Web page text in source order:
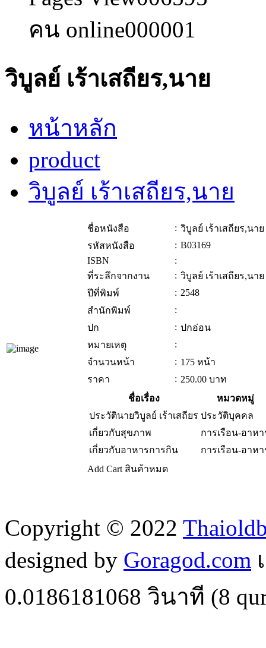
คน online000001
วิบูลย์ เร้าเสถียร,นาย
หน้าหลัก
product
วิบูลย์ เร้าเสถียร,นาย
ชื่อหนังสือ : วิบูลย์ เร้าเสถียร,นาย
รหัสหนังสือ
: B03169
ISBN
:
ที่ระลึกจากงาน
: วิบูลย์ เร้าเสถียร,นาย
ปีที่พิมพ์
: 2548
สำนักพิมพ์
:
ปก
: ปกอ่อน
หมายเหตุ
:
จำนวนหน้า
: 175 หน้า
ราคา
: 250.00 บาท
ชื่อเรื่อง
หมวดหมู่
ประวัตินายวิบูลย์ เร้าเสถียร ประวัติบุคคล
เกี่ยวกับสุขภาพ
การเรือน-อาหา
เกี่ยวกับอาหารการกิน
การเรือน-อาหา
Add Cart สินค้าหมด
Copyright © 2022
designed by Goragod.com
0.0186181068 วินาที (8